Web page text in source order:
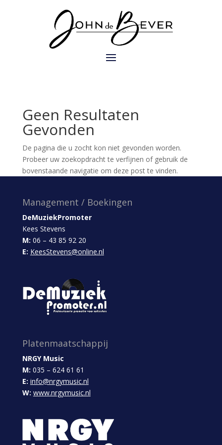
Geen Resultaten
Gevonden
De pagina die u zocht kon niet gevonden worden.
Probeer uw zoekopdracht te verfijnen of gebruik de
bovenstaande navigatie om deze post te vinden.
Management / Boekingen
DeMuziekPromoter
Kees Stevens
M: 06 – 43 85 92 20
E: KeesStevens@online.nl
Platenmaatschappij
NRGY Music
M: 035 – 624 61 61
E: info@nrgymusic.nl
W: www.nrgymusic.nl